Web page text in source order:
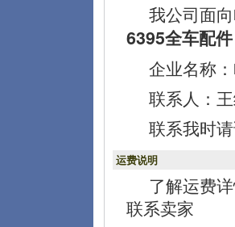
我公司面
6395全车配件
企业名称
联系人：
联系我时
运费说明
了解运费
联系卖家